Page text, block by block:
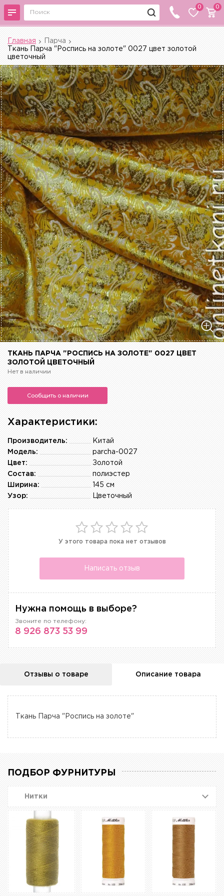
0 0
Главная
Парча
Ткань Парча "Роспись на золоте" 0027 цвет золотой
цветочный
ТКАНЬ ПАРЧА "РОСПИСЬ НА ЗОЛОТЕ" 0027 ЦВЕТ
ЗОЛОТОЙ ЦВЕТОЧНЫЙ
Нет в наличии
Сообщить о наличии
Характеристики:
Китай
Производитель:
parcha-0027
Модель:
Золотой
Цвет:
полиэстер
Состав:
145 см
Ширина:
Цветочный
Узор:
У этого товара пока нет отзывов
Написать отзыв
Нужна помощь в выборе?
Звоните по телефону:
8 926 873 53 99
Отзывы о товаре Описание товара
Ткань Парча "Роспись на золоте"
ПОДБОР ФУРНИТУРЫ
Нитки